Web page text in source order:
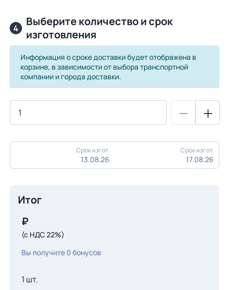
4
Выберите количество и срок
изготовления
Информация о сроке доставки будет отображена в
корзине, в зависимости от выбора транспортной
компании и города доставки.
Срок изгот.
13.08.26
Срок изгот.
17.08.26
Итог
₽
(с НДС 22%)
Вы получите 0 бонусов
1 шт.